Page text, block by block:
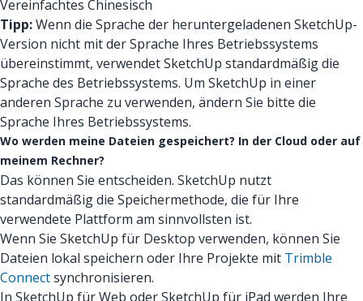
Vereinfachtes Chinesisch
Tipp:Wenn die Sprache der heruntergeladenen SketchUp-
Version nicht mit der Sprache Ihres Betriebssystems
übereinstimmt, verwendet SketchUp standardmäßig die
Sprache des Betriebssystems. Um SketchUp in einer
anderen Sprache zu verwenden, ändern Sie bitte die
Sprache Ihres Betriebssystems.
Wo werden meine Dateien gespeichert? In der Cloud oder auf
meinem Rechner?
Das können Sie entscheiden. SketchUp nutzt
standardmäßig die Speichermethode, die für Ihre
verwendete Plattform am sinnvollsten ist.
Wenn Sie SketchUp für Desktop verwenden, können Sie
Dateien lokal speichern oder Ihre Projekte mit Trimble
Connectsynchronisieren.
In SketchUp für Web oder SketchUp für iPad werden Ihre